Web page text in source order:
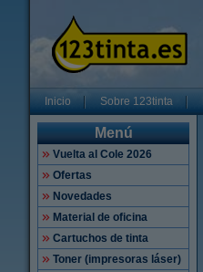
Inicio Sobre 123tinta
Menú
Vuelta al Cole 2026
Ofertas
Novedades
Material de oficina
Cartuchos de tinta
Toner (impresoras láser)